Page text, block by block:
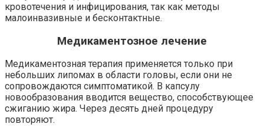
кровотечения и инфицирования, так как методы
малоинвазивные и бесконтактные.
Медикаментозное лечение
Медикаментозная терапия применяется только при
небольших липомах в области головы, если они не
сопровождаются симптоматикой. В капсулу
новообразования вводится вещество, способствующее
сжиганию жира. Через десять дней процедуру
повторяют.